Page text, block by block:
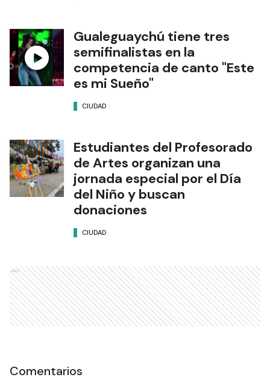
Gualeguaychú tiene tres
semifinalistas en la
competencia de canto "Este
es mi Sueño"
CIUDAD
Estudiantes del Profesorado
de Artes organizan una
jornada especial por el Día
del Niño y buscan
donaciones
CIUDAD
Ads
Comentarios